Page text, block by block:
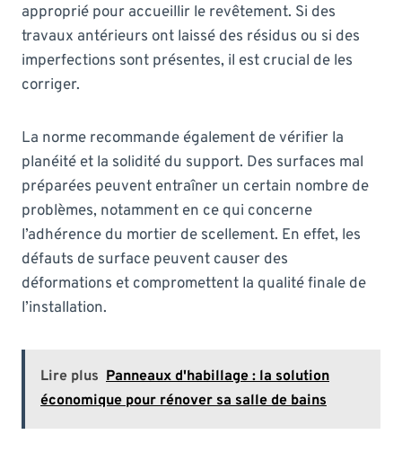
approprié pour accueillir le revêtement. Si des
travaux antérieurs ont laissé des résidus ou si des
imperfections sont présentes, il est crucial de les
corriger.
La norme recommande également de vérifier la
planéité et la solidité du support. Des surfaces mal
préparées peuvent entraîner un certain nombre de
problèmes, notamment en ce qui concerne
l’adhérence du mortier de scellement. En effet, les
défauts de surface peuvent causer des
déformations et compromettent la qualité finale de
l’installation.
Lire plus Panneaux d'habillage : la solution
économique pour rénover sa salle de bains